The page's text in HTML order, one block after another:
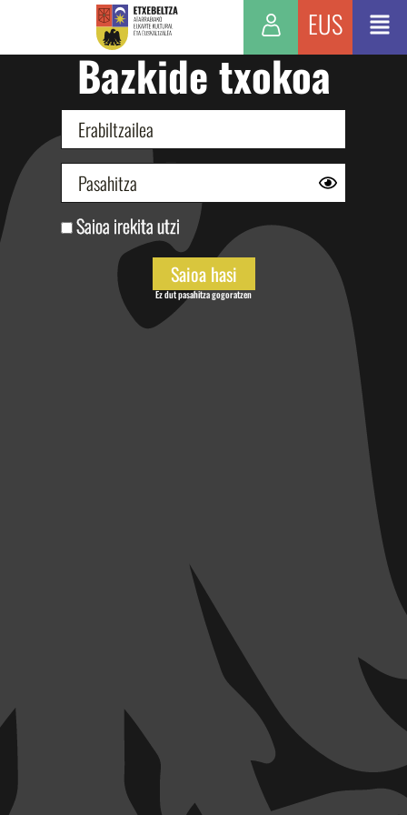
EUS
Bazkide txokoa
Saioa irekita utzi
Ez dut pasahitza gogoratzen